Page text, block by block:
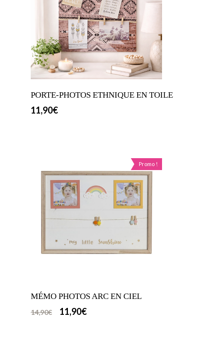
PORTE-PHOTOS ETHNIQUE EN TOILE
11,90€
Promo !
MÉMO PHOTOS ARC EN CIEL
14,90€ 11,90€